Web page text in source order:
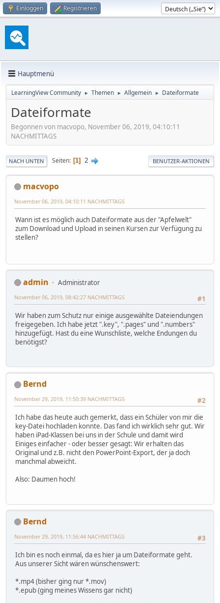
Einloggen Registrieren
Hauptmenü
LearningView Community ► Themen ► Allgemein ► Dateiformate
Dateiformate
Begonnen von macvopo, November 06, 2019, 04:10:11
NACHMITTAGS
NACH UNTEN Seiten 1 2 BENUTZER-AKTIONEN
macvopo
November 06, 2019, 04:10:11 NACHMITTAGS
Wann ist es möglich auch Dateiformate aus der "Apfelwelt"
zum Download und Upload in seinen Kursen zur Verfügung zu
stellen?
admin
Administrator
#1
November 06, 2019, 08:42:27 NACHMITTAGS
Wir haben zum Schutz nur einige ausgewählte Dateiendungen
freigegeben. Ich habe jetzt ".key", ".pages" und ".numbers"
hinzugefügt. Hast du eine Wunschliste, welche Endungen du
benötigst?
Bernd
#2
November 29, 2019, 11:50:39 NACHMITTAGS
Ich habe das heute auch gemerkt, dass ein Schüler von mir die
key-Datei hochladen konnte. Das fand ich wirklich sehr gut. Wir
haben iPad-Klassen bei uns in der Schule und damit wird
Einiges einfacher - oder besser gesagt: Wir erhalten das
Original und z.B. nicht den PowerPoint-Export, der ja doch
manchmal abweicht.
Also: Daumen hoch!
Bernd
#3
November 29, 2019, 11:56:44 NACHMITTAGS
Ich bin es noch einmal, da es hier ja um Dateiformate geht.
Aus unserer Sicht wären wünschenswert:
*.mp4 (bisher ging nur *.mov)
*.epub (ging meines Wissens gar nicht)